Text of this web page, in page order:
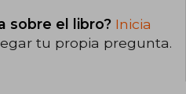
sobre el libro? Inicia
tu propia pregunta.